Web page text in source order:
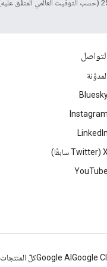
التواصل
المدوّنة
Instagram
LinkedIn
‫X ‏(Twitter سابقًا)
YouTube
Google
Google AIكلّ المنتجات